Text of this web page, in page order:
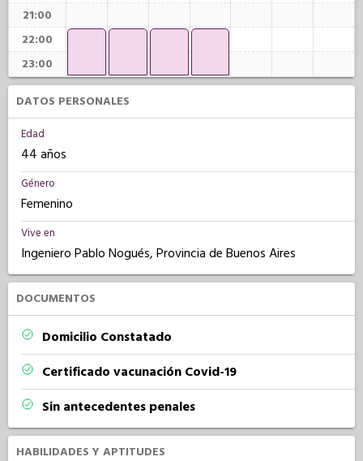
21:00
22:00
23:00
DATOS PERSONALES
Edad
44 años
Género
Femenino
Vive en
Ingeniero Pablo Nogués, Provincia de Buenos Aires
DOCUMENTOS
Domicilio Constatado
Certificado vacunación Covid-19
Sin antecedentes penales
HABILIDADES Y APTITUDES